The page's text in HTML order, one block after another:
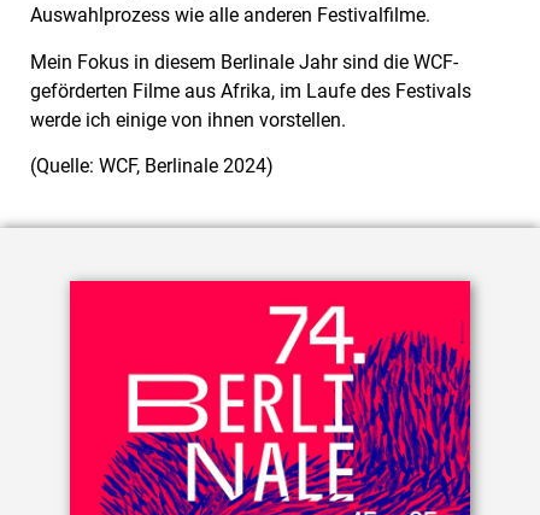
Auswahlprozess wie alle anderen Festivalfilme.
Mein Fokus in diesem Berlinale Jahr sind die WCF-
geförderten Filme aus Afrika, im Laufe des Festivals
werde ich einige von ihnen vorstellen.
(Quelle: WCF, Berlinale 2024)